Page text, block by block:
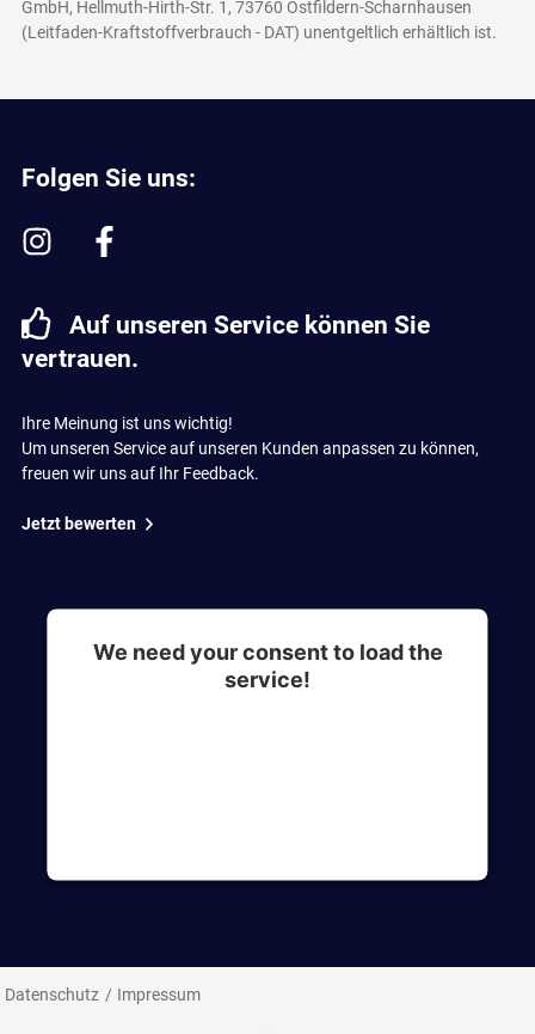
GmbH, Hellmuth-Hirth-Str. 1, 73760 Ostfildern-Scharnhausen
(Leitfaden-Kraftstoffverbrauch - DAT) unentgeltlich erhältlich ist.
Folgen Sie uns:
Auf unseren Service können Sie
vertrauen.
Ihre Meinung ist uns wichtig!
Um unseren Service auf unseren Kunden anpassen zu können,
freuen wir uns auf Ihr Feedback.
Jetzt bewerten
We need your consent to load the
service!
Datenschutz Impressum